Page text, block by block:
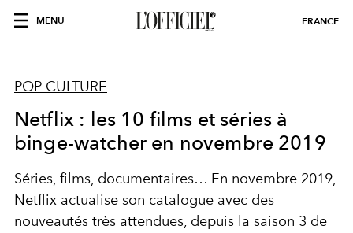
MENU FRANCE
POP CULTURE
Netflix : les 10 films et séries à
binge-watcher en novembre 2019
Séries, films, documentaires… En novembre 2019,
Netflix actualise son catalogue avec des
nouveautés très attendues, depuis la saison 3 de